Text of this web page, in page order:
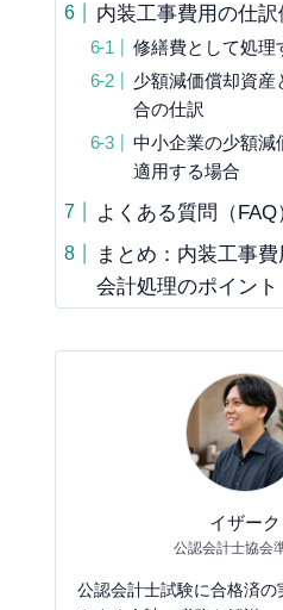
内装工事費用の仕訳
修繕費として処理
少額減価償却資産
合の仕訳
中小企業の少額減
適用する場合
よくある質問（FAQ
まとめ：内装工事
会計処理のポイント
イザーク
公認会計士協会
公認会計士試験に合格済の